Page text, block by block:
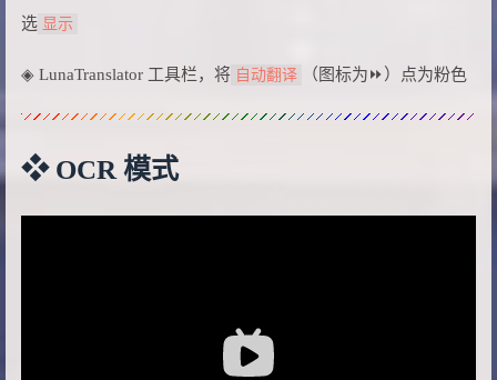
选 显示
◈ LunaTranslator 工具栏，将 自动翻译 （图标为⏩）点为粉色
❖ OCR 模式